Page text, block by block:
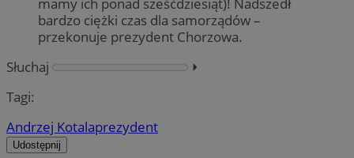
bardzo ciężki czas dla samorządów –
przekonuje prezydent Chorzowa.
Słuchaj
⏵︎
Tagi:
Andrzej Kotalaprezydent
Udostępnij